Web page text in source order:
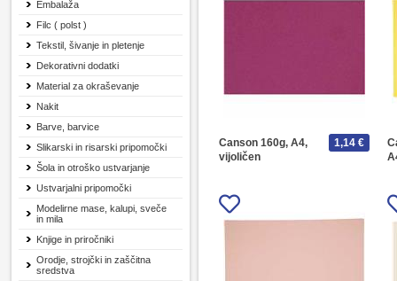
Embalaža
Filc ( polst )
Tekstil, šivanje in pletenje
Dekorativni dodatki
Material za okraševanje
Nakit
Barve, barvice
Slikarski in risarski pripomočki
Šola in otroško ustvarjanje
Ustvarjalni pripomočki
Modelirne mase, kalupi, sveče
in mila
Knjige in priročniki
Orodje, strojčki in zaščitna
sredstva
Canson 160g, A4,
vijoličen
1,14 €